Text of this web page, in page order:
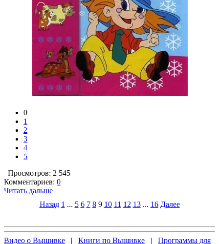
0
1
2
3
4
5
Просмотров: 2 545
Комментариев: 0
Читать дальше
Назад 1 ... 5 6 7 8 9 10 11 12 13 ... 16 Далее
Видео о Вышивке | Книги по Вышивке | Программы для